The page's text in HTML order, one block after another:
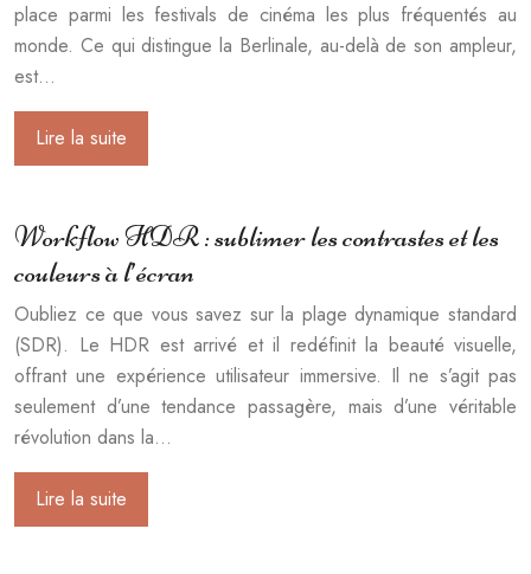
place parmi les festivals de cinéma les plus fréquentés au
monde. Ce qui distingue la Berlinale, au-delà de son ampleur,
est…
Lire la suite
Workflow HDR : sublimer les contrastes et les
couleurs à l’écran
Oubliez ce que vous savez sur la plage dynamique standard
(SDR). Le HDR est arrivé et il redéfinit la beauté visuelle,
offrant une expérience utilisateur immersive. Il ne s’agit pas
seulement d’une tendance passagère, mais d’une véritable
révolution dans la…
Lire la suite